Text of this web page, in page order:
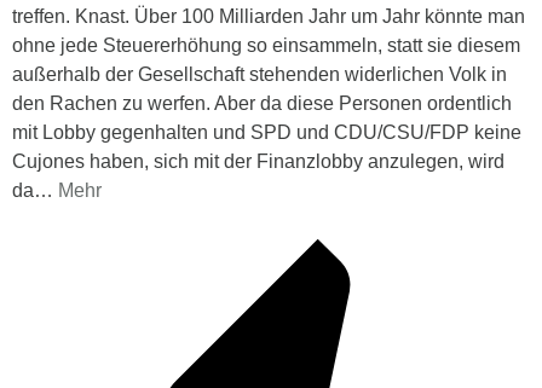
treffen. Knast. Über 100 Milliarden Jahr um Jahr könnte man
ohne jede Steuererhöhung so einsammeln, statt sie diesem
außerhalb der Gesellschaft stehenden widerlichen Volk in
den Rachen zu werfen. Aber da diese Personen ordentlich
mit Lobby gegenhalten und SPD und CDU/CSU/FDP keine
Cujones haben, sich mit der Finanzlobby anzulegen, wird
da… Mehr